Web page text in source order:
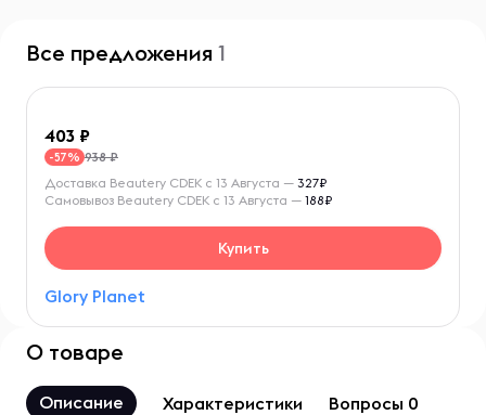
Все предложения 1
403
-57% 938 ₽
Glory Planet
Доставка Beautery CDEK с 13 Августа — 327₽
Самовывоз Beautery CDEK с 13 Августа — 188₽
Купить
О товаре
Описание Характеристики Вопросы 0